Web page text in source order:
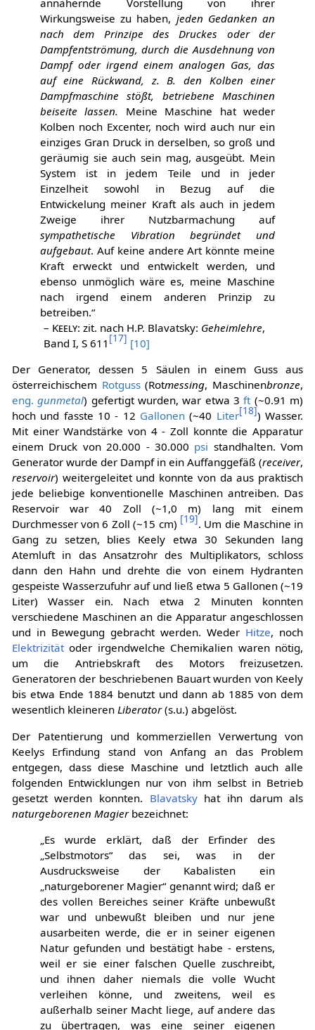
annähernde Vorstellung von ihrer
Wirkungsweise zu haben, jeden Gedanken an
nach dem Prinzipe des Druckes oder der
Dampfentströmung, durch die Ausdehnung von
Dampf oder irgend einem analogen Gas, das
auf eine Rückwand, z. B. den Kolben einer
Dampfmaschine stößt, betriebene Maschinen
beiseite lassen. Meine Maschine hat weder
Kolben noch Excenter, noch wird auch nur ein
einziges Gran Druck in derselben, so groß und
geräumig sie auch sein mag, ausgeübt. Mein
System ist in jedem Teile und in jeder
Einzelheit sowohl in Bezug auf die
Entwickelung meiner Kraft als auch in jedem
Zweige ihrer Nutzbarmachung auf
sympathetische Vibration begründet und
aufgebaut. Auf keine andere Art könnte meine
Kraft erweckt und entwickelt werden, und
ebenso unmöglich wäre es, meine Maschine
nach irgend einem anderen Prinzip zu
betreiben.“
– Keely: zit. nach H.P. Blavatsky: Geheimlehre,
Band I, S 611 [17] [10]
Der Generator, dessen 5 Säulen in einem Guss aus
österreichischem Rotguss(Rotmessing, Maschinenbronze,
eng. gunmetal) gefertigt wurden, war etwa 3ft(~0.91 m)
hoch und fasste 10 - 12 Gallonen (~40 Liter[18]) Wasser.
Mit einer Wandstärke von 4 - Zoll konnte die Apparatur
einem Druck von 20.000 - 30.000 psi standhalten. Vom
Generator wurde der Dampf in ein Auffanggefäß (receiver,
reservoir) weitergeleitet und konnte von da aus praktisch
jede beliebige konventionelle Maschinen antreiben. Das
Reservoir war 40 Zoll (~1,0 m) lang mit einem
Durchmesser von 6 Zoll (~15 cm) [19]. Um die Maschine in
Gang zu setzen, blies Keely etwa 30 Sekunden lang
Atemluft in das Ansatzrohr des Multiplikators, schloss
dann den Hahn und drehte die von einem Hydranten
gespeiste Wasserzufuhr auf und ließ etwa 5 Gallonen (~19
Liter) Wasser ein. Nach etwa 2 Minuten konnten
verschiedene Maschinen an die Apparatur angeschlossen
und in Bewegung gebracht werden. Weder Hitze, noch
Elektrizitätoder irgendwelche Chemikalien waren nötig,
um die Antriebskraft des Motors freizusetzen.
Generatoren der beschriebenen Bauart wurden von Keely
bis etwa Ende 1884 benutzt und dann ab 1885 von dem
wesentlich kleineren Liberator(s.u.) abgelöst.
Der Patentierung und kommerziellen Verwertung von
Keelys Erfindung stand von Anfang an das Problem
entgegen, dass diese Maschine und letztlich auch alle
folgenden Entwicklungen nur von ihm selbst in Betrieb
gesetzt werden konnten. Blavatskyhat ihn darum als
naturgeborenen Magierbezeichnet:
„Es wurde erklärt, daß der Erfinder des
„Selbstmotors“ das sei, was in der
Ausdrucksweise der Kabalisten ein
„naturgeborener Magier“ genannt wird; daß er
des vollen Bereiches seiner Kräfte unbewußt
war und unbewußt bleiben und nur jene
ausarbeiten werde, die er in seiner eigenen
Natur gefunden und bestätigt habe - erstens,
weil er sie einer falschen Quelle zuschreibt,
und ihnen daher niemals die volle Wucht
verleihen könne, und zweitens, weil es
außerhalb seiner Macht liege, auf andere das
zu übertragen, was eine seiner eigenen